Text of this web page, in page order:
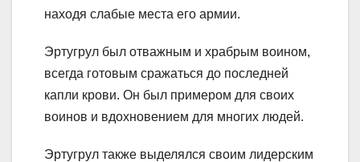
находя слабые места его армии.
Эртугрул был отважным и храбрым воином,
всегда готовым сражаться до последней
капли крови. Он был примером для своих
воинов и вдохновением для многих людей.
Эртугрул также выделялся своим лидерским